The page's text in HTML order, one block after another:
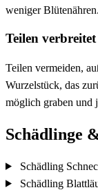
weniger Blütenähren.
Teilen
Teilen vermeiden,
Wurzelstück, das
möglich graben und
Schädlinge
Schädling
Schädling